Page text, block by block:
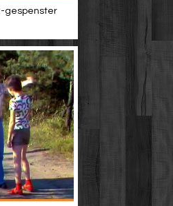
gespenster